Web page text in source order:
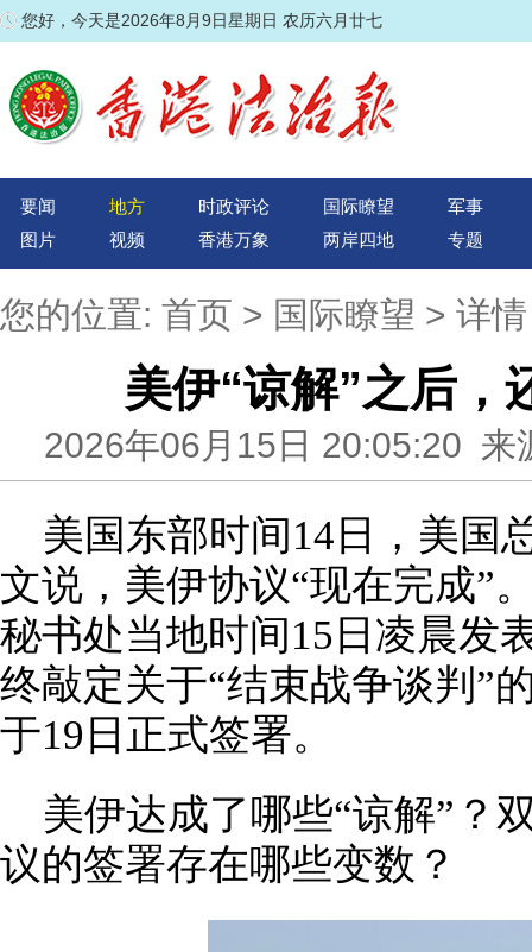
您好，今天是2026年8月9日星期日 农历六月廿七
要闻 地方 时政评论 国际瞭望
军事
图片
视频 香港万象 两岸四地 专题
您的位置: 首页 > 国际瞭望 > 详情
美伊“谅解”之后，
2026年06月15日 20:05:20
美国东部时间14日，美国
文说，美伊协议“现在完成”
秘书处当地时间15日凌晨发
终敲定关于“结束战争谈判”
于19日正式签署。
美伊达成了哪些“谅解”？
议的签署存在哪些变数？